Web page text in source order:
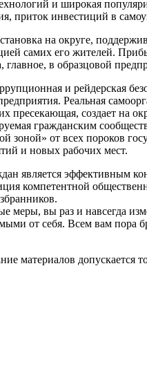
и широкая
приток инвестиций в
на округе,
самих его жителей.
главное, в образцовой
и рейдерская
Реальная
пресекающая, создает на
гражданским
зоной» от всех пороков
и новых рабочих мест.
является эффективным
компетентной
меры, вы раз и навсегда
от себя. Всем вам пора
материалов допускается